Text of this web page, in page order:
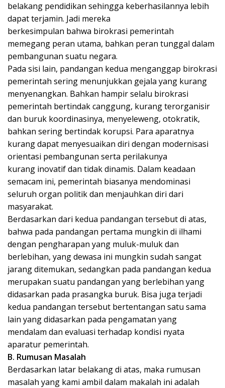
belakang pendidikan sehingga keberhasilannya lebih
dapat terjamin. Jadi mereka
berkesimpulan bahwa birokrasi pemerintah
memegang peran utama, bahkan peran tunggal dalam
pembangunan suatu negara.
Pada sisi lain, pandangan kedua menganggap birokrasi
pemerintah sering menunjukkan gejala yang kurang
menyenangkan. Bahkan hampir selalu birokrasi
pemerintah bertindak canggung, kurang terorganisir
dan buruk koordinasinya, menyeleweng, otokratik,
bahkan sering bertindak korupsi. Para aparatnya
kurang dapat menyesuaikan diri dengan modernisasi
orientasi pembangunan serta perilakunya
kurang inovatif dan tidak dinamis. Dalam keadaan
semacam ini, pemerintah biasanya mendominasi
seluruh organ politik dan menjauhkan diri dari
masyarakat.
Berdasarkan dari kedua pandangan tersebut di atas,
bahwa pada pandangan pertama mungkin di ilhami
dengan pengharapan yang muluk-muluk dan
berlebihan, yang dewasa ini mungkin sudah sangat
jarang ditemukan, sedangkan pada pandangan kedua
merupakan suatu pandangan yang berlebihan yang
didasarkan pada prasangka buruk. Bisa juga terjadi
kedua pandangan tersebut bertentangan satu sama
lain yang didasarkan pada pengamatan yang
mendalam dan evaluasi terhadap kondisi nyata
aparatur pemerintah.
B. Rumusan Masalah
Berdasarkan latar belakang di atas, maka rumusan
masalah yang kami ambil dalam makalah ini adalah